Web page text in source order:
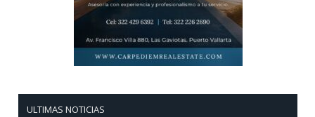
ULTIMAS NOTICIAS